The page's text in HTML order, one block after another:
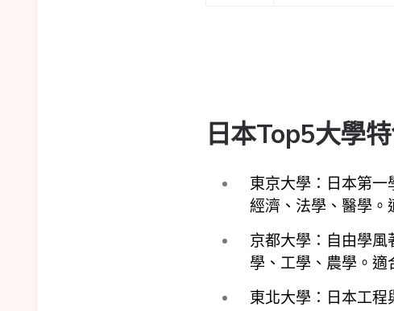
日本Top5大學
東京大學：日本第一
經濟、法學、醫學。
京都大學：自由學
學、工學、農學。適
東北大學：日本工